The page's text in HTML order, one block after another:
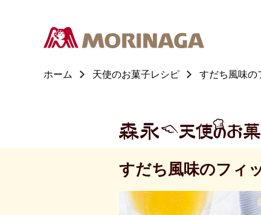
ホーム 天使のお菓子レシピ すだち風味の
すだち風味のフィ